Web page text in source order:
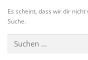
Es scheint, dass wir dir
Suche.
nach: